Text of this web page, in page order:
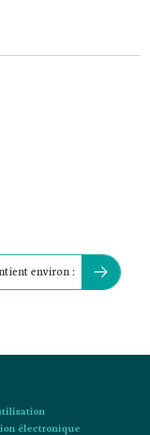
environ :
électronique